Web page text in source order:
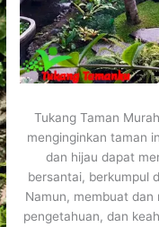
Tukang Taman
menginginkan taman
dan hijau dapat
bersantai, berkumpul
Namun, membuat
pengetahuan, dan